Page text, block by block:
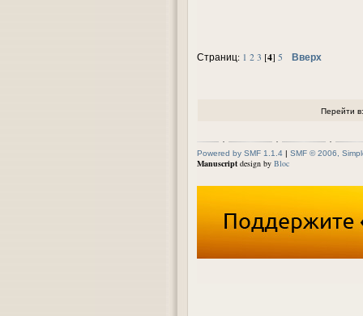
Страниц: 1 2 3 [4] 5 Вверх
Перейти в:
Powered by SMF 1.1.4 | SMF © 2006,
Manuscript design by Bloc